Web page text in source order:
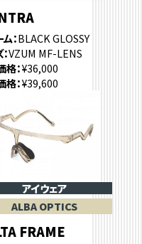
ム BLACK GLOSSY
VZUM MF-LENS
格 ¥36,000
格 ¥39,600
アイウェア
ALBA OPTICS
FRAME